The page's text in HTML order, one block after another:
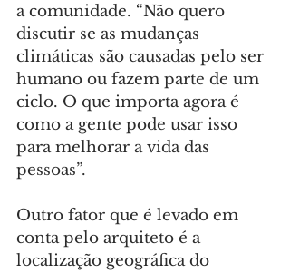
a comunidade. “Não quero
discutir se as mudanças
climáticas são causadas pelo ser
humano ou fazem parte de um
ciclo. O que importa agora é
como a gente pode usar isso
para melhorar a vida das
pessoas”.
Outro fator que é levado em
conta pelo arquiteto é a
localização geográfica do